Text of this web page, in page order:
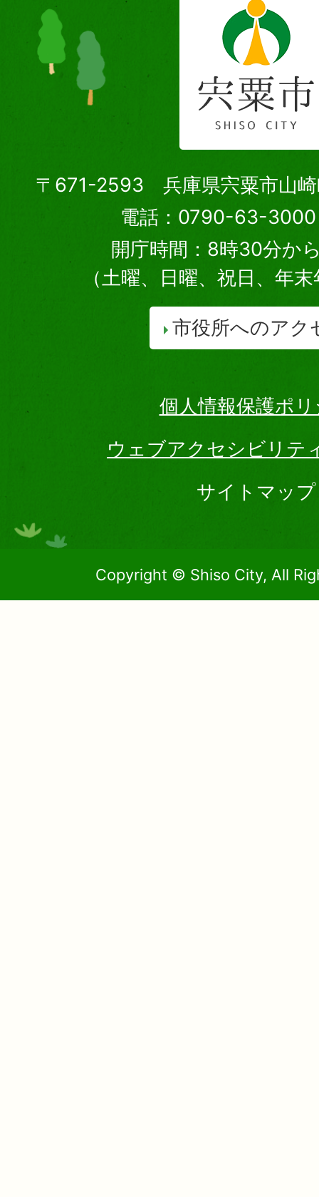
〒671-2593 兵庫県宍粟市山崎
電話：0790-63-3000
開庁時間：8時30分か
（土曜、日曜、祝日、年
市役所へのアク
個人情報保護ポ
ウェブアクセシビリテ
サイトマップ
Copyright © Shiso City, All